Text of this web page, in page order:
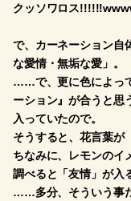
クッソワロス
で、カーネーション自
な愛情・無垢な愛」。
……で、更に色によっ
ーション』が合うと
入っていたので。
そうすると、花言葉が
ちなみに、レモンのイ
調べると「友情」が入
……多分、そういう事